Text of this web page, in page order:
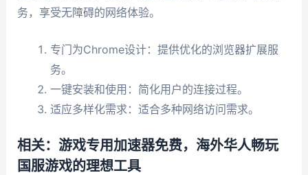
务，享受无障碍的网络体验。
专门为Chrome设计：提供优化的浏览器扩展服
务。
一键安装和使用：简化用户的连接过程。
适应多样化需求：适合多种网络访问需求。
相关：游戏专用加速器免费，海外华人畅玩
国服游戏的理想工具